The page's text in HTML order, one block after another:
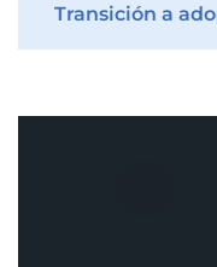
Transición a